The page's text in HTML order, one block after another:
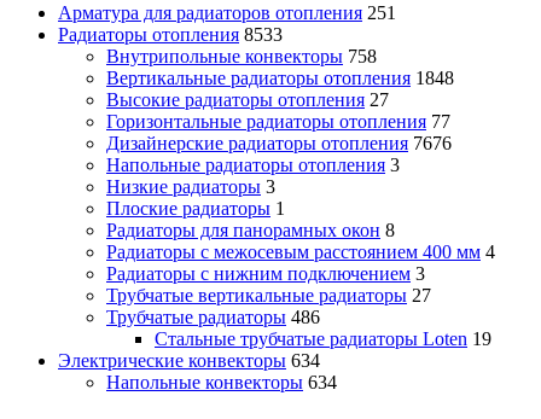
Арматура для радиаторов отопления 251
Радиаторы отопления 8533
Внутрипольные конвекторы 758
Вертикальные радиаторы отопления 1848
Высокие радиаторы отопления 27
Горизонтальные радиаторы отопления 77
Дизайнерские радиаторы отопления 7676
Напольные радиаторы отопления 3
Низкие радиаторы 3
Плоские радиаторы 1
Радиаторы для панорамных окон 8
Радиаторы с межосевым расстоянием 400 мм 4
Радиаторы с нижним подключением 3
Трубчатые вертикальные радиаторы 27
Трубчатые радиаторы 486
Cтальные трубчатые радиаторы Loten 19
Электрические конвекторы 634
Напольные конвекторы 634